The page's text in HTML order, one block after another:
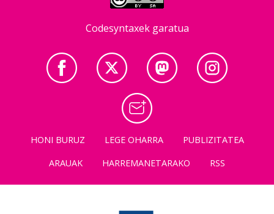
Codesyntaxek garatua
HONI BURUZ LEGE OHARRA
PUBLIZITATEA
ARAUAK
HARREMANETARAKO RSS